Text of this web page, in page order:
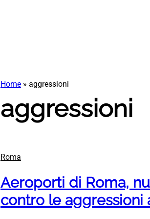
Home » aggressioni
aggressioni
Roma
Aeroporti di Roma,
contro le aggressioni